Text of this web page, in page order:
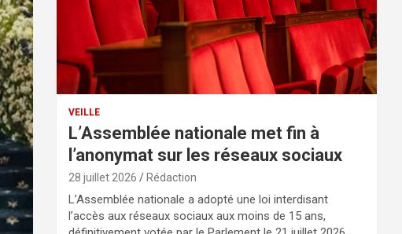
VEILLE
L’Assemblée nationale met fin à
l’anonymat sur les réseaux sociaux
28 juillet 2026 Rédaction
L’Assemblée nationale a adopté une loi interdisant
l’accès aux réseaux sociaux aux moins de 15 ans,